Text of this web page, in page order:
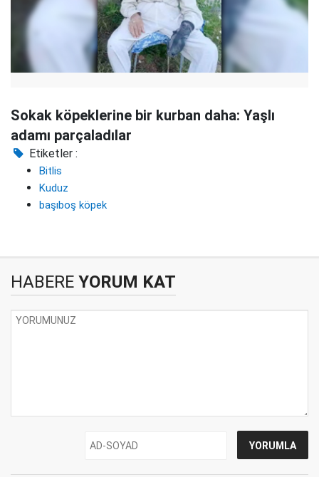
Sokak köpeklerine bir kurban daha: Yaşlı
adamı parçaladılar
Etiketler :
Bitlis
Kuduz
başıboş köpek
HABERE YORUM KAT